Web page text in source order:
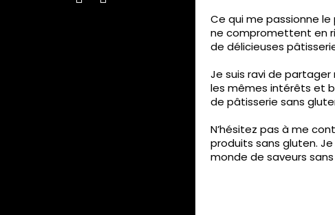
Ce qui me passionne
ne compromettent en
de délicieuses
Je suis ravi de
les mêmes intérêts et
de pâtisserie sans
N’hésitez pas à me
produits sans gluten.
monde de saveurs